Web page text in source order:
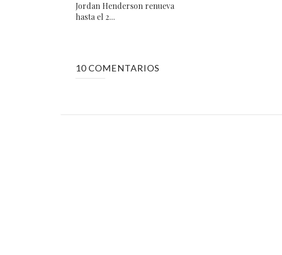
Jordan Henderson renueva
hasta el 2...
10 COMENTARIOS